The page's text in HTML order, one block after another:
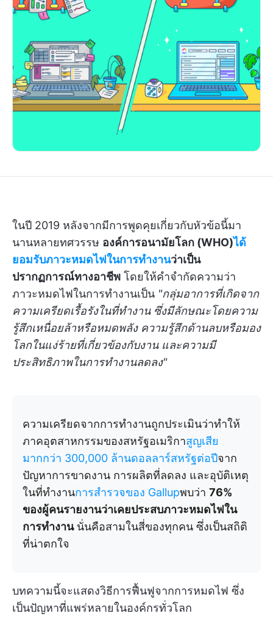
ในปี 2019 หลังจากมีการพูดคุยเกี่ยวกับหัวข้อนี้มา
นานหลายทศวรรษ องค์การอนามัยโลก (WHO)ได้
ยอมรับภาวะหมดไฟในการทำงานว่าเป็น
ปรากฏการณ์ทางอาชีพ โดยให้คำจำกัดความว่า
ภาวะหมดไฟในการทำงานเป็น "กลุ่มอาการที่เกิดจาก
ความเครียดเรื้อรังในที่ทำงาน ซึ่งมีลักษณะโดยความ
รู้สึกเหนื่อยล้าหรือหมดพลัง ความรู้สึกด้านลบหรือมอง
โลกในแง่ร้ายที่เกี่ยวข้องกับงาน และความมี
ประสิทธิภาพในการทำงานลดลง"
ความเครียดจากการทำงานถูกประเมินว่าทำให้
ภาคอุตสาหกรรมของสหรัฐอเมริกาสูญเสีย
มากกว่า 300,000 ล้านดอลลาร์สหรัฐต่อปีจาก
ปัญหาการขาดงาน การผลิตที่ลดลง และอุบัติเหตุ
ในที่ทำงานการสำรวจของ Gallupพบว่า 76%
ของผู้คนรายงานว่าเคยประสบภาวะหมดไฟใน
การทำงานนั่นคือสามในสี่ของทุกคน ซึ่งเป็นสถิติ
ที่น่าตกใจ
บทความนี้จะแสดงวิธีการฟื้นฟูจากการหมดไฟ ซึ่ง
เป็นปัญหาที่แพร่หลายในองค์กรทั่วโลก